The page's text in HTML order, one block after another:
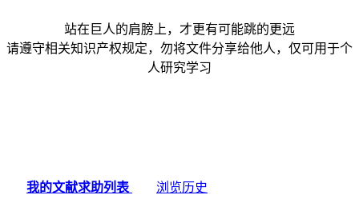
223. Anterior Cingulate Cortex Connectivity and
Treatment Response Prediction to rTMS in Depression
Switching tinnitus on or off: An initial investigation into
the role of the pregenual and rostral to...
站在巨人的肩膀上，才更有可能跳的更远
请遵守相关知识产权规定，勿将文件分享给他人，仅可用于个
人研究学习
我的文献求助列表
浏览历史